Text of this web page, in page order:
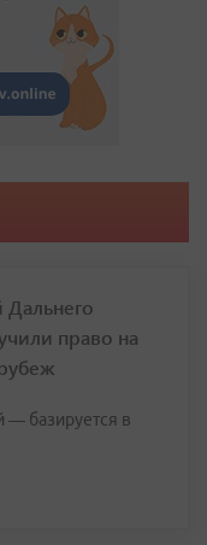
Дальнего
право на
— базируется в